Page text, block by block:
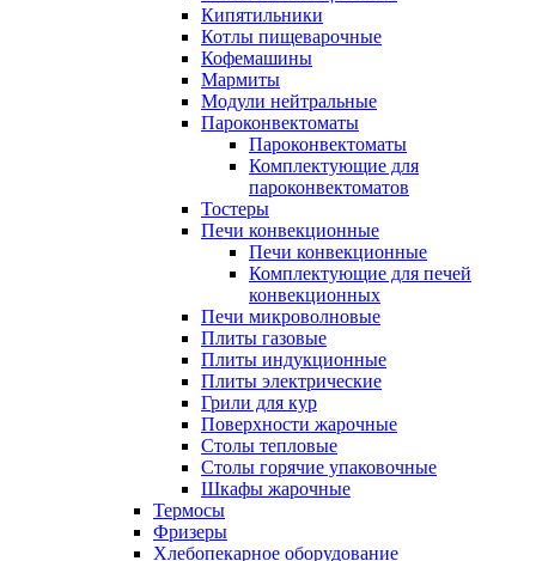
Кипятильники
Котлы пищеварочные
Кофемашины
Мармиты
Модули нейтральные
Пароконвектоматы
Пароконвектоматы
Комплектующие для
пароконвектоматов
Тостеры
Печи конвекционные
Печи конвекционные
Комплектующие для печей
конвекционных
Печи микроволновые
Плиты газовые
Плиты индукционные
Плиты электрические
Грили для кур
Поверхности жарочные
Столы тепловые
Столы горячие упаковочные
Шкафы жарочные
Термосы
Фризеры
Хлебопекарное оборудование